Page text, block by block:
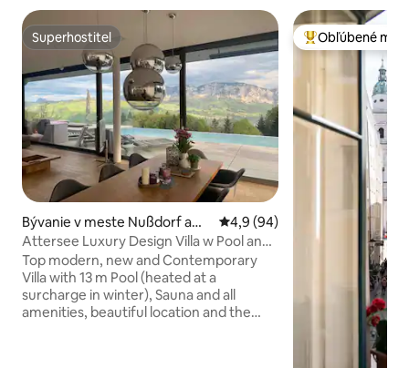
Superhostiteľ
Superhostiteľ
Bývanie v meste Nußdorf am
Attersee
Priemerné ohodnotenie 4,9
4,9 (94)
Attersee Luxury Design Villa w Pool and
Sauna
Top modern, new and Contemporary
Villa with 13 m Pool (heated at a
surcharge in winter), Sauna and all
amenities, beautiful location and the
Najobľúbenejšie
Obľúbené